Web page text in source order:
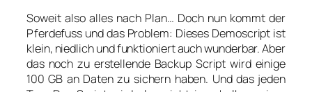
Soweit also alles nach Plan… Doch nun kommt der
Pferdefuss und das Problem: Dieses Demoscript ist
klein, niedlich und funktioniert auch wunderbar. Aber
das noch zu erstellende Backup Script wird einige
100 GB an Daten zu sichern haben. Und das jeden